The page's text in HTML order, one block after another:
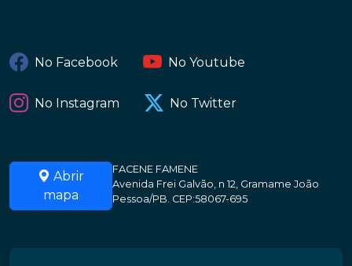
No Facebook No Youtube
No Instagram No Twitter
Abrir
mapa
FACENE FAMENE
Avenida Frei Galvão, n 12, Gramame João
Pessoa/PB. CEP:58067-695